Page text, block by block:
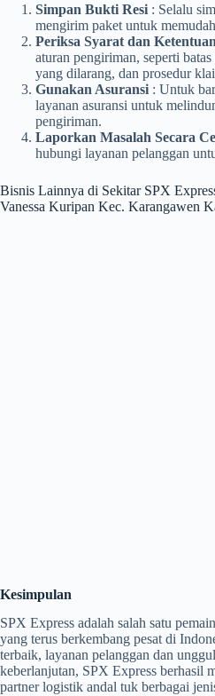
Simpan Bukti Resi : Selalu
mengirim paket untuk
Periksa Syarat dan Ketentuan
aturan pengiriman, seperti
yang dilarang, dan prosedur
Gunakan Asuransi : Untuk
layanan asuransi untuk
pengiriman.
Laporkan Masalah Secara
hubungi layanan pelanggan
Bisnis Lainnya di Sekitar SPX
Vanessa Kuripan Kec. Karangawen
Kesimpulan
SPX Express adalah salah satu
yang terus berkembang pesat di
terbaik, layanan pelanggan dan
keberlanjutan, SPX Express berhasil
partner logistik andal tuk berbagai